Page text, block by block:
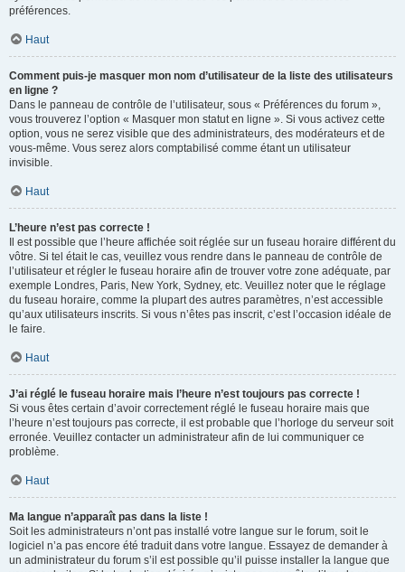
préférences.
Haut
Comment puis-je masquer mon nom d’utilisateur de la liste des utilisateurs
en ligne ?
Dans le panneau de contrôle de l’utilisateur, sous « Préférences du forum »,
vous trouverez l’option « Masquer mon statut en ligne ». Si vous activez cette
option, vous ne serez visible que des administrateurs, des modérateurs et de
vous-même. Vous serez alors comptabilisé comme étant un utilisateur
invisible.
Haut
L’heure n’est pas correcte !
Il est possible que l’heure affichée soit réglée sur un fuseau horaire différent du
vôtre. Si tel était le cas, veuillez vous rendre dans le panneau de contrôle de
l’utilisateur et régler le fuseau horaire afin de trouver votre zone adéquate, par
exemple Londres, Paris, New York, Sydney, etc. Veuillez noter que le réglage
du fuseau horaire, comme la plupart des autres paramètres, n’est accessible
qu’aux utilisateurs inscrits. Si vous n’êtes pas inscrit, c’est l’occasion idéale de
le faire.
Haut
J’ai réglé le fuseau horaire mais l’heure n’est toujours pas correcte !
Si vous êtes certain d’avoir correctement réglé le fuseau horaire mais que
l’heure n’est toujours pas correcte, il est probable que l’horloge du serveur soit
erronée. Veuillez contacter un administrateur afin de lui communiquer ce
problème.
Haut
Ma langue n’apparaît pas dans la liste !
Soit les administrateurs n’ont pas installé votre langue sur le forum, soit le
logiciel n’a pas encore été traduit dans votre langue. Essayez de demander à
un administrateur du forum s’il est possible qu’il puisse installer la langue que